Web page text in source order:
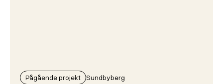
Pågående projekt Sundbyberg